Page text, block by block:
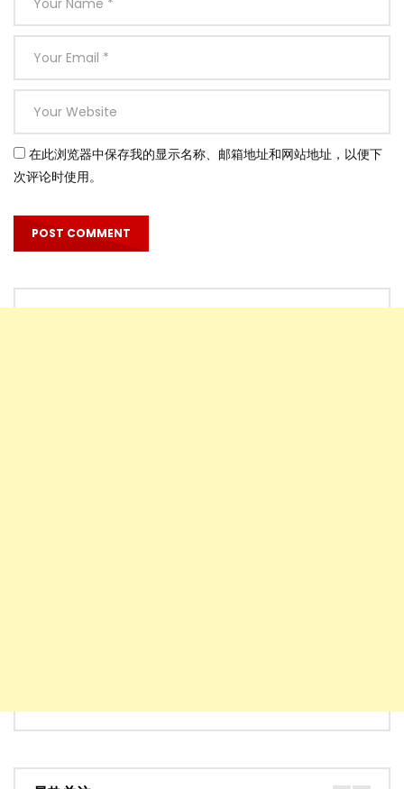
在此浏览器中保存我的显示名称、邮箱地址和网站地址，以便下
次评论时使用。